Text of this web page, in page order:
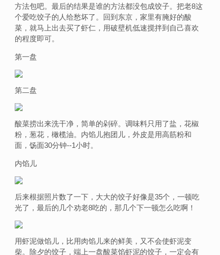
方法包吧。最后的结果是谁的方法都没包成饺子。把老8这
个爱吃饺子的人给愁坏了。回到东京，家里有腌好的酸
菜，就马上出去买了虾仁，用破壁机低速搅拌到自己喜欢
的程度即可。
第一盘
第二盘
酸菜捞出来洗干净，简单的剁碎。调味料只用了盐，花椒
粉，葱花，橄榄油。内馅儿抱团儿，外皮是用高筋粉和
面，饧面30分钟--1小时。
内馅儿
后来根据照片数了一下，大大的饺子好像是35个，一顿吃
光了，最后的几个劝老8吃的，那几个下一顿怎么吃啊！
用虾泥做馅儿，比用肉馅儿来的鲜美，又不会使虾泥变
柴。除夕的饺子，端上一盘酸菜馅虾泥的饺子，一定会有